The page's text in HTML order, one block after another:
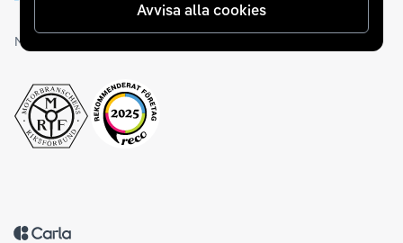
Avvisa alla cookies
Medlemskap och utmärkelser
Tillbaka till startsidan